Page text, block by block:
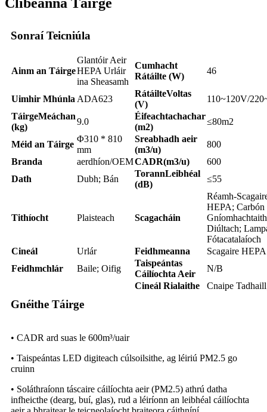
Sonraí Teicniúla
Ainm an Táirge
Glantóir Aeir
HEPA Urláir
ina Sheasamh
Cumhacht
Rátáilte (W)
46
Uimhir Mhúnla ADA623
RátáilteVoltas
(V)
110~120V/
TáirgeMeáchan
(kg)
9.0
Éifeachtachachar
(m2)
≤80m2
Méid an Táirge
Φ310 * 810
mm
Sreabhadh aeir
(m3/u)
800
Branda
aerdhíon/OEMCADR(m3/u)
600
Dath
Dubh; Bán
TorannLeibhéal
(dB)
≤55
Tithíocht Plaisteach Scagacháin
Réamh-
HEPA; Carbón
Diúltach;
Fótacatalaíoch
Cineál
Urlár Feidhmeanna
Scagaire
Feidhmchlár
Baile; Oifig
Taispeántas
Cáilíochta Aeir
N/B
Cineál Rialaithe
Cnaipe
Gnéithe Táirge
• CADR ard suas le 600m³/uair
• Taispeántas LED digiteach cúlsoilsithe, ag léiriú PM2.5 go
cruinn
• Soláthraíonn táscaire cáilíochta aeir (PM2.5) athrú datha
infheicthe (dearg, buí, glas), rud a léiríonn an leibhéal cáilíochta